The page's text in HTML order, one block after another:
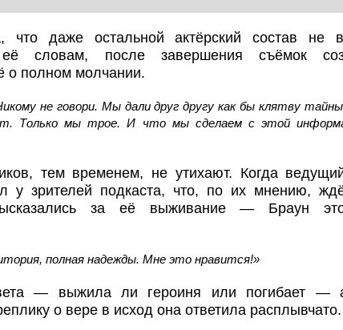
что даже остальной актёрский состав не
словам, после завершения съёмок
о полном молчании.
не говори. Мы дали друг другу как бы клятву
Только мы трое. И что мы сделаем с этой
тем временем, не утихают. Когда
у зрителей подкаста, что, по их мнению,
за её выживание — Браун
полная надежды. Мне это нравится!»
— выжила ли героиня или погибает —
о вере в исход она ответила расплывчато.